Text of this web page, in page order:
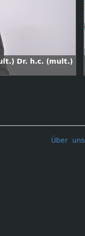
Dr. h.c. (mult.)
Über uns